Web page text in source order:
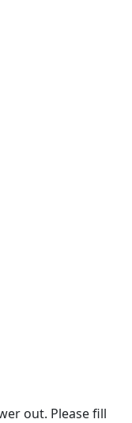
out. Please fill